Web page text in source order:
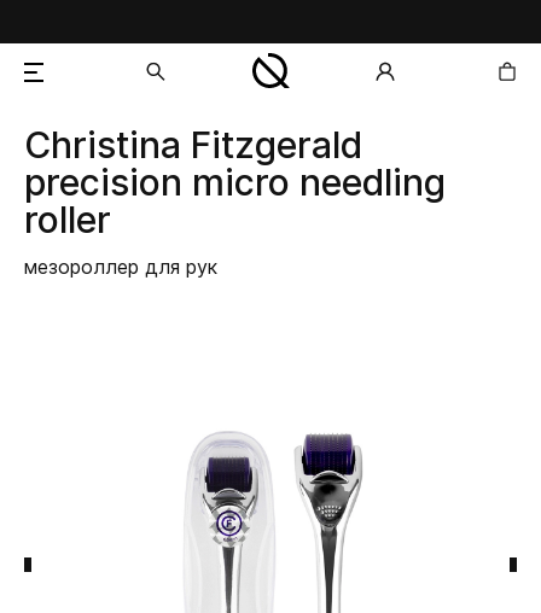
добавлен в корзину
Christina Fitzgerald
precision micro needling
roller
мезороллер для рук